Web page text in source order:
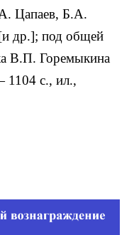
Цапаев, Б.А.
др.]; под общей
В.П. Горемыкина
с., ил.,